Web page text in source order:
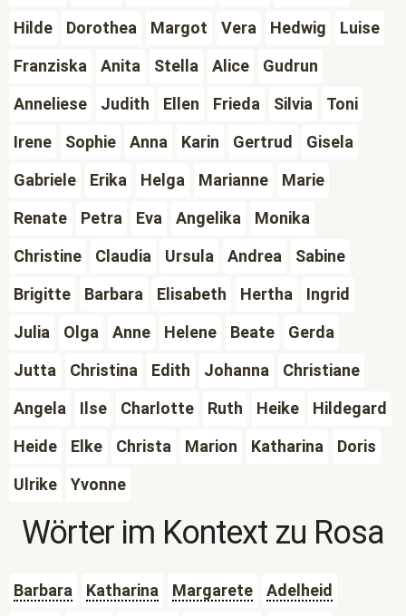
Hilde
Dorothea Margot Vera Hedwig
Luise
Franziska
Anita Stella Alice
Gudrun
Anneliese
Judith Ellen Frieda Silvia
Toni
Irene
Sophie Anna Karin Gertrud
Gisela
Gabriele
Erika Helga Marianne
Marie
Renate
Petra Eva Angelika
Monika
Christine
Claudia Ursula Andrea
Sabine
Brigitte
Barbara Elisabeth Hertha
Ingrid
Julia
Olga Anne Helene Beate
Gerda
Jutta
Christina Edith Johanna
Christiane
Angela
Ilse Charlotte Ruth Heike
Hildegard
Heide
Elke Christa Marion Katharina
Doris
Ulrike
Yvonne
Wörter im Kontext zu Rosa
Barbara Katharina Margarete Adelheid